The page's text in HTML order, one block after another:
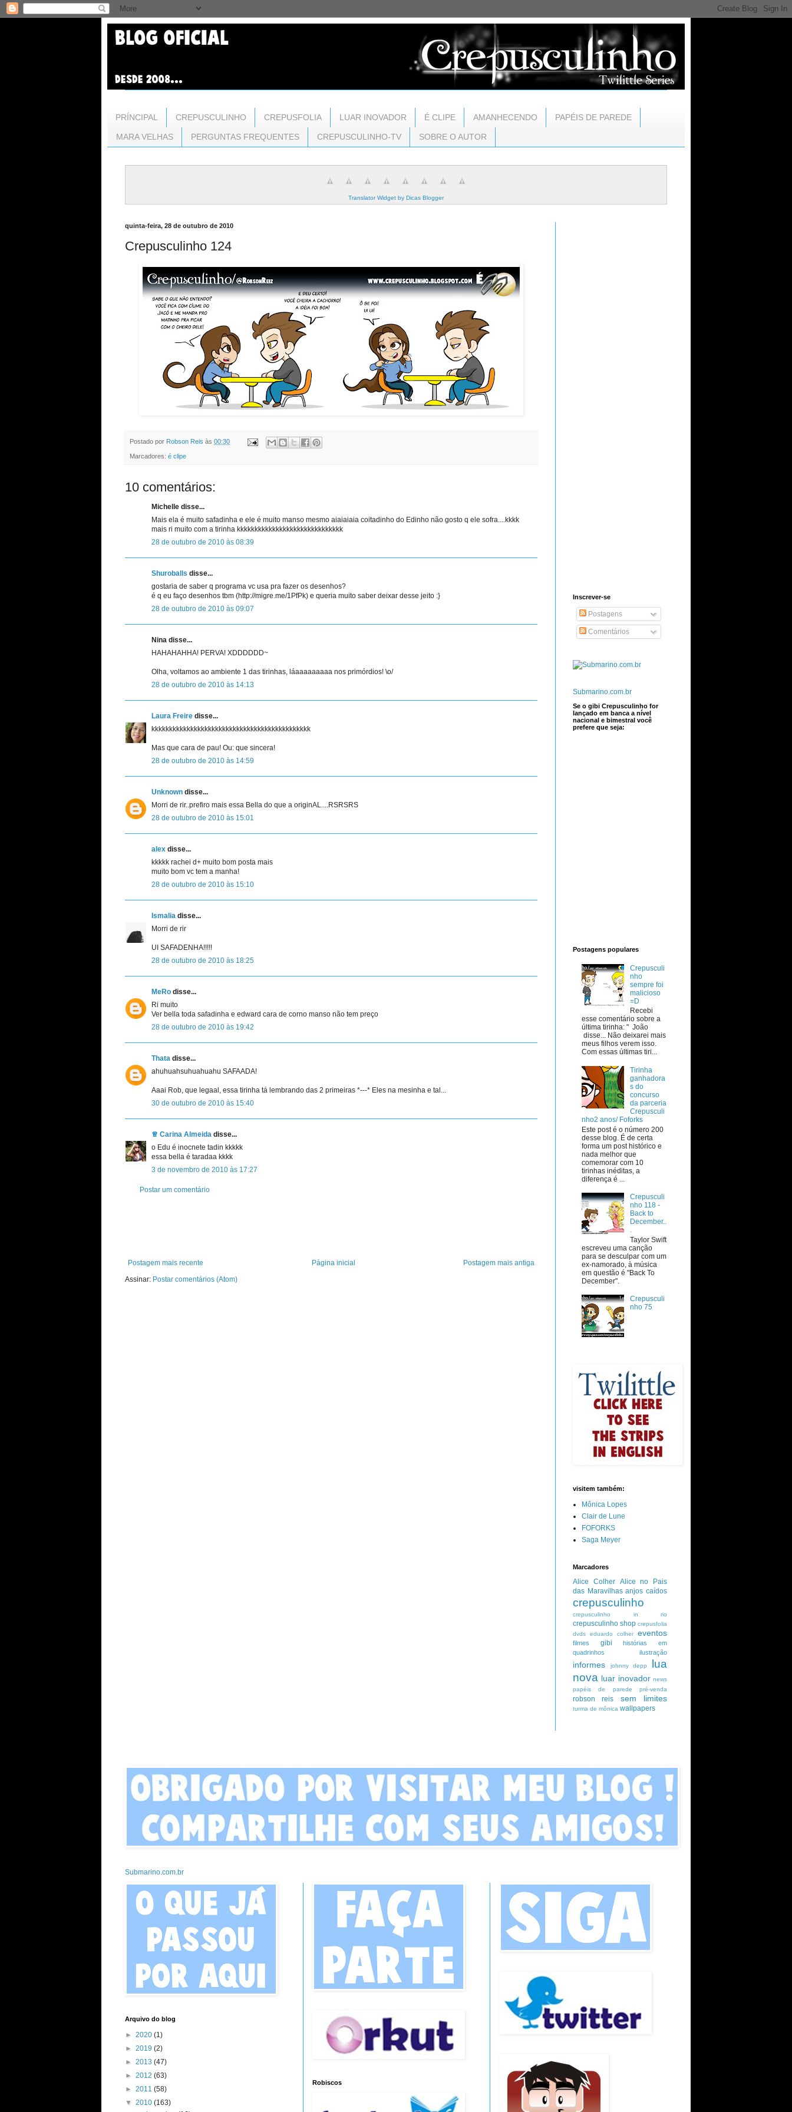
PRÍNCIPAL CREPUSCULINHO CREPUSFOLIA LUAR INOVADOR É CLIPE AMANHECENDO PAPÉIS DE PAREDE
MARA VELHAS PERGUNTAS FREQUENTES CREPUSCULINHO-TV SOBRE O AUTOR
Translator Widget by Dicas Blogger
quinta-feira, 28 de outubro de 2010
Crepusculinho 124
Postado por Robson Reis às 00:30
Marcadores: é clipe
10 comentários:
Michelle disse...
Mais ela é muito safadinha e ele é muito manso mesmo aiaiaiaia coitadinho do Edinho não gosto q ele sofra....kkkk
mais ri muito com a tirinha kkkkkkkkkkkkkkkkkkkkkkkkkkkkkk
28 de outubro de 2010 às 08:39
Shuroballs disse...
gostaria de saber q programa vc usa pra fazer os desenhos?
é q eu faço desenhos tbm (http://migre.me/1PfPk) e queria muito saber deixar desse jeito :}
28 de outubro de 2010 às 09:07
Nina disse...
HAHAHAHHA! PERVA! XDDDDDD~
Olha, voltamos ao ambiente 1 das tirinhas, láaaaaaaaaa nos primórdios! \o/
28 de outubro de 2010 às 14:13
Laura Freire disse...
kkkkkkkkkkkkkkkkkkkkkkkkkkkkkkkkkkkkkkkkkkkkk
Mas que cara de pau! Ou: que sincera!
28 de outubro de 2010 às 14:59
Unknown disse...
Morri de rir..prefiro mais essa Bella do que a originAL....RSRSRS
28 de outubro de 2010 às 15:01
alex disse...
kkkkk rachei d+ muito bom posta mais
muito bom vc tem a manha!
28 de outubro de 2010 às 15:10
Ismalia disse...
Morri de rir
UI SAFADENHA!!!!!
28 de outubro de 2010 às 18:25
MeRo disse...
Ri muito
Ver bella toda safadinha e edward cara de corno manso não tem preço
28 de outubro de 2010 às 19:42
Thata disse...
ahuhuahsuhuahuahu SAFAADA!
Aaai Rob, que legaal, essa tirinha tá lembrando das 2 primeiras *---* Eles na mesinha e tal...
30 de outubro de 2010 às 15:40
♕ Carina Almeida disse...
o Edu é inocnete tadin kkkkk
essa bella é taradaa kkkk
3 de novembro de 2010 às 17:27
Postar um comentário
Postagem mais recente Postagem mais antiga
Página inicial
Assinar: Postar comentários (Atom)
Inscrever-se
Postagens
Comentários
Submarino.com.br
Se o gibi Crepusculinho for
lançado em banca a nível
nacional e bimestral você
prefere que seja:
Postagens populares
Crepusculi
nho
sempre foi
malicioso
=D
Recebi
esse comentário sobre a
última tirinha: " João
disse... Não deixarei mais
meus filhos verem isso.
Com essas últimas tiri...
Tirinha
ganhadora
s do
concurso
da parceria
Crepusculi
nho2 anos/ Foforks
Este post é o número 200
desse blog. É de certa
forma um post histórico e
nada melhor que
comemorar com 10
tirinhas inéditas, a
diferença é ...
Crepusculi
nho 118 -
Back to
December..
.
Taylor Swift
escreveu uma canção
para se desculpar com um
ex-namorado, à música
em questão é "Back To
December".
Crepusculi
nho 75
visitem também:
Mônica Lopes
Clair de Lune
FOFORKS
Saga Meyer
Marcadores
Alice Colher Alice no Pais
das Maravilhas anjos caídos
crepusculinho
crepusculinho in rio
crepusculinho shop crepusfolia
dvds
eduardo colher eventos
filmes gibi
histórias em
quadrinhos
ilustração
informes johnny depp
lua
nova luar inovador news
papéis de parede
pré-venda
robson reis sem limites
turma de mônica wallpapers
Submarino.com.br
Arquivo do blog
► 2020 (1)
► 2019 (2)
► 2013 (47)
► 2012 (63)
► 2011 (58)
▼ 2010 (163)
Robiscos